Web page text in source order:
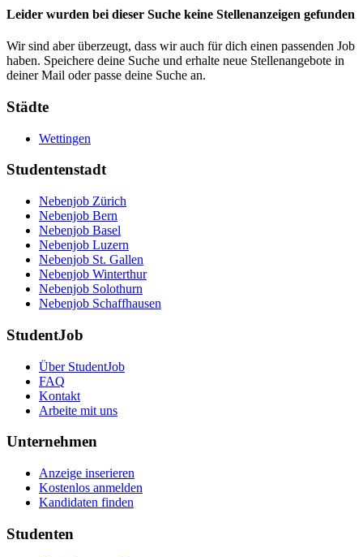
Leider wurden bei dieser Suche keine Stellenanzeigen gefunden
Wir sind aber überzeugt, dass wir auch für dich einen passenden Job
haben. Speichere deine Suche und erhalte neue Stellenangebote in
deiner Mail oder passe deine Suche an.
Städte
Wettingen
Studentenstadt
Nebenjob Zürich
Nebenjob Bern
Nebenjob Basel
Nebenjob Luzern
Nebenjob St. Gallen
Nebenjob Winterthur
Nebenjob Solothurn
Nebenjob Schaffhausen
StudentJob
Über StudentJob
FAQ
Kontakt
Arbeite mit uns
Unternehmen
Anzeige inserieren
Kostenlos anmelden
Kandidaten finden
Studenten